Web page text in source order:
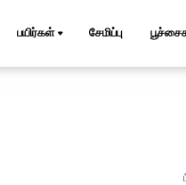
பயிர்கள் சேமிப்பு